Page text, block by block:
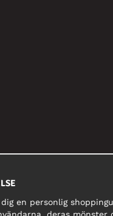
en personlig